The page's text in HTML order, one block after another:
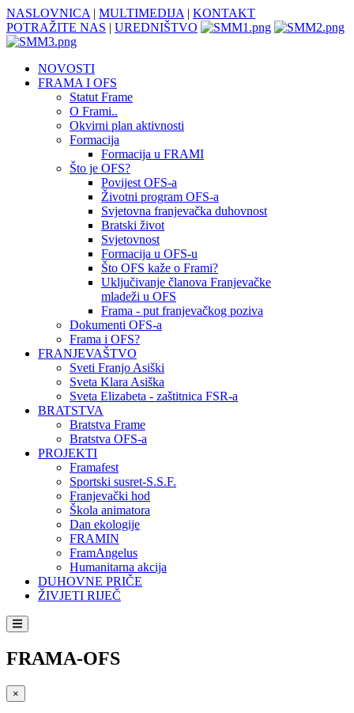
NASLOVNICA | MULTIMEDIJA | KONTAKT
POTRAŽITE NAS | UREDNIŠTVO
NOVOSTI
FRAMA I OFS
Statut Frame
O Frami..
Okvirni plan aktivnosti
Formacija
Formacija u FRAMI
Što je OFS?
Povijest OFS-a
Životni program OFS-a
Svjetovna franjevačka duhovnost
Bratski život
Svjetovnost
Formacija u OFS-u
Što OFS kaže o Frami?
Uključivanje članova Franjevačke
mladeži u OFS
Frama - put franjevačkog poziva
Dokumenti OFS-a
Frama i OFS?
FRANJEVAŠTVO
Sveti Franjo Asiški
Sveta Klara Asiška
Sveta Elizabeta - zaštitnica FSR-a
BRATSTVA
Bratstva Frame
Bratstva OFS-a
PROJEKTI
Framafest
Sportski susret-S.S.F.
Franjevački hod
Škola animatora
Dan ekologije
FRAMIN
FramAngelus
Humanitarna akcija
DUHOVNE PRIČE
ŽIVJETI RIJEČ
FRAMA-OFS
×